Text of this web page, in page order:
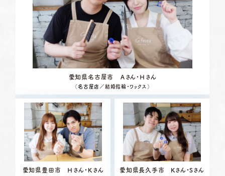
愛知県名古屋市 Ａさん・Ｈさん
（ 名古屋店 ／結婚指輪・ワックス）
愛知県豊田市 Ｈさん・Ｋさん 愛知県長久手市 Kさん・Sさん
※祝日の場合は営業